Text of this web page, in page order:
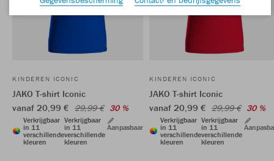
KINDEREN ICONIC
JAKO T-shirt Iconic
vanaf 20,99 € 29,99 € 30 %
Verkrijgbaar
in 11
verschillende
kleuren
Verkrijgbaar
in 11
verschillende
kleuren
Aanpasbaar
KINDEREN ICONIC
JAKO T-shirt Iconic
vanaf 20,99 € 29,99 € 30 %
Verkrijgbaar
in 11
verschillende
kleuren
Verkrijgbaar
in 11
verschillende
kleuren